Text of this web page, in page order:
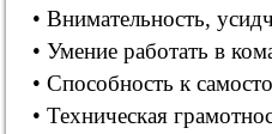
• Внимательность,
• Умение работать в
• Способность к
• Техническая